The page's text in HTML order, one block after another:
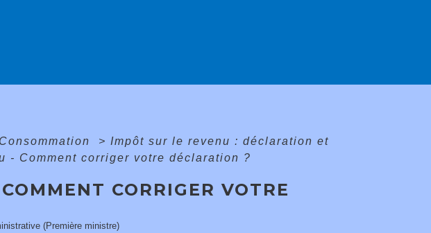
> Impôt sur le revenu : déclaration et
- Comment corriger votre déclaration ?
CORRIGER VOTRE
(Première ministre)